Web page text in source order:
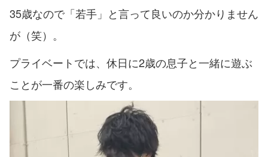
35歳なので「若手」と言って良いのか分かりません
が（笑）。
プライベートでは、休日に2歳の息子と一緒に遊ぶ
ことが一番の楽しみです。